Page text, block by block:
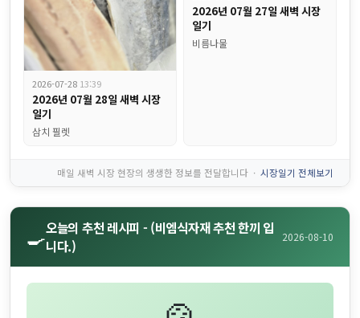
비엠식자재 주간식단표, 금요일에 왜 꼭 짜장면이 나올까요?...
2026-07-28 13:39
2026년 07월 28일 새벽 시장
일기
삼치 필렛
2026년 07월 27일 새벽 시장
일기
비름나물
매일 새벽 시장 현장의 생생한 정보를 전달합니다 · 시장일기 전체보기
🍳오늘의 추천 레시피 - (비엠식자재 추천 한끼 입
니다.)
2026-08-10